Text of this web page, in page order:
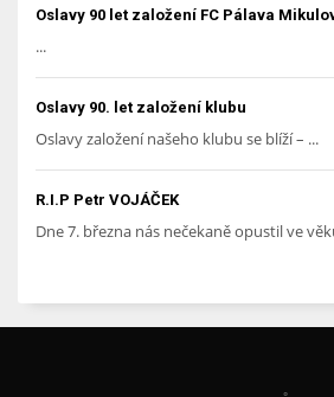
Oslavy 90 let založení FC Pálava
...
Oslavy 90. let založení klubu
Oslavy založení našeho klubu se blíží – ...
R.I.P Petr VOJÁČEK
Dne 7. března nás nečekaně opustil ve